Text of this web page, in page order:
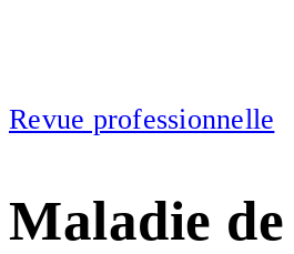
Revue professionnelle
Maladie